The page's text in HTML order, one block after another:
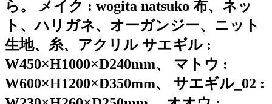
ら。 メイク : wogita natsuko 布、ネッ
ト、ハリガネ、オーガンジー、ニット
生地、糸、アクリル サエギル :
W450×H1000×D240mm、 マトウ :
W600×H1200×D350mm、 サエギル_02 :